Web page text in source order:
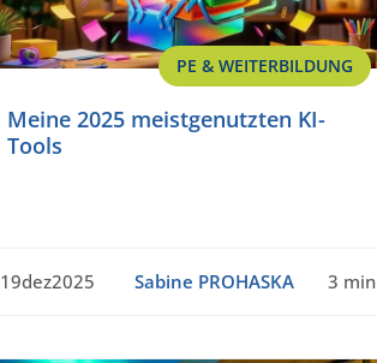
PE & WEITERBILDUNG
Meine 2025 meistgenutzten KI-
Tools
19dez2025 Sabine PROHASKA 3 min